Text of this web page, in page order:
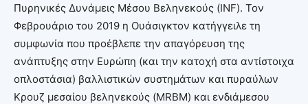
Πυρηνικές Δυνάμεις Μέσου Βεληνεκούς (INF). Τον
Φεβρουάριο του 2019 η Ουάσιγκτον κατήγγειλε τη
συμφωνία που προέβλεπε την απαγόρευση της
ανάπτυξης στην Ευρώπη (και την κατοχή στα αντίστοιχα
οπλοστάσια) βαλλιστικών συστημάτων και πυραύλων
Κρουζ μεσαίου βεληνεκούς (MRBM) και ενδιάμεσου